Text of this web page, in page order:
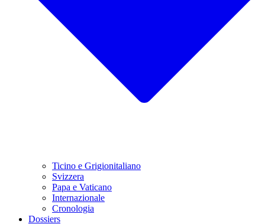
Ticino e Grigionitaliano
Svizzera
Papa e Vaticano
Internazionale
Cronologia
Dossiers